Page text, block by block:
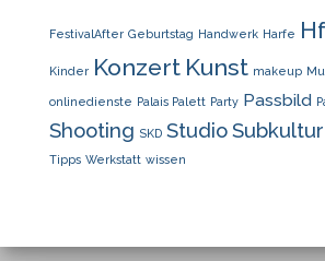
FestivalAfter Geburtstag Handwerk Harfe
Kinder Konzert Kunst makeup
onlinedienste Palais Palett Party Passbild
Shooting SKD StudioSubkultur
Tipps Werkstatt wissen